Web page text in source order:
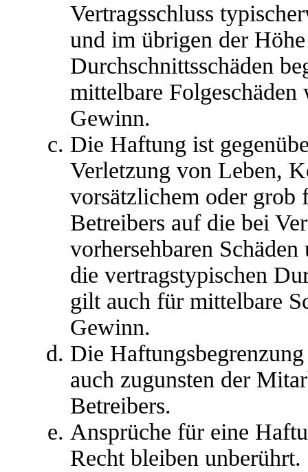
Vertragsschluss
und im übrigen der
Durchschnittsschäden
mittelbare Folgeschäden
Gewinn.
Die Haftung ist
Verletzung von Leben,
vorsätzlichem oder grob
Betreibers auf die bei
vorhersehbaren
die vertragstypischen
gilt auch für mittelbare
Gewinn.
Die
auch zugunsten der
Betreibers.
Ansprüche für eine
Recht bleiben unberührt.